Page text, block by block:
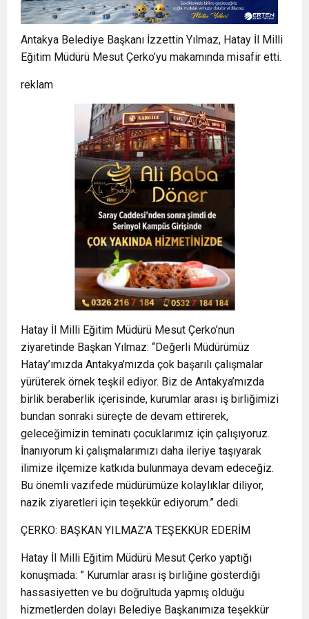
Antakya Belediye Başkanı İzzettin Yılmaz, Hatay İl Milli
Eğitim Müdürü Mesut Çerko’yu makamında misafir etti.
reklam
Hatay İl Milli Eğitim Müdürü Mesut Çerko’nun
ziyaretinde Başkan Yılmaz: “Değerli Müdürümüz
Hatay’ımızda Antakya’mızda çok başarılı çalışmalar
yürüterek örnek teşkil ediyor. Biz de Antakya’mızda
birlik beraberlik içerisinde, kurumlar arası iş birliğimizi
bundan sonraki süreçte de devam ettirerek,
geleceğimizin teminatı çocuklarımız için çalışıyoruz.
İnanıyorum ki çalışmalarımızı daha ileriye taşıyarak
ilimize ilçemize katkıda bulunmaya devam edeceğiz.
Bu önemli vazifede müdürümüze kolaylıklar diliyor,
nazik ziyaretleri için teşekkür ediyorum.” dedi.
ÇERKO: BAŞKAN YILMAZ’A TEŞEKKÜR EDERİM
Hatay İl Milli Eğitim Müdürü Mesut Çerko yaptığı
konuşmada: ” Kurumlar arası iş birliğine gösterdiği
hassasiyetten ve bu doğrultuda yapmış olduğu
hizmetlerden dolayı Belediye Başkanımıza teşekkür